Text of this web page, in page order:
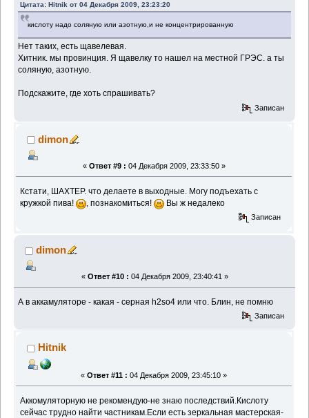
Цитата: Hitnik от 04 Декабря 2009, 23:23:20
кислоту надо соляную или азотную,и не концентрированную
Нет таких, есть щавелевая.
Хитник. мы провинция. Я щавелку то нашел на местной ГРЭС. а ты
соляную, азотную.
Подскажите, где хоть спрашивать?
Записан
dimon
« Ответ #9 : 04 Декабря 2009, 23:33:50 »
Кстати, ШАХТЕР. что делаете в выходные. Могу подъехать с
кружкой пива!
, познакомиться! Вы ж недалеко
Записан
dimon
« Ответ #10 : 04 Декабря 2009, 23:40:41 »
А в аккамуляторе - какая - серная h2so4 или что. Блин, не помню
Записан
Hitnik
« Ответ #11 : 04 Декабря 2009, 23:45:10 »
Аккомуляторную не рекомендую-не знаю последствий.Кислоту
сейчас трудно найти частникам.Если есть зеркальная мастерская-